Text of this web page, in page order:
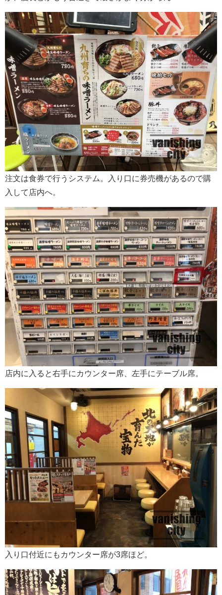
注文は食券で行うシステム。入り口に券売機があるので購
入して店内へ。
店内に入ると右手にカウンター席、左手にテーブル席。
入り口付近にもカウンター席が3席ほど。